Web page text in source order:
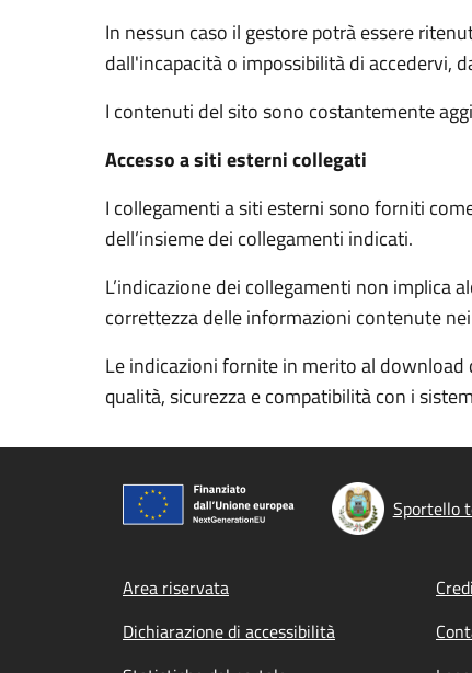
In nessun caso il gestore potrà essere
dall'incapacità o impossibilità di
I contenuti del sito sono costantemente
Accesso a siti esterni collegati
I collegamenti a siti esterni sono forniti
dell’insieme dei collegamenti indicati.
L’indicazione dei collegamenti non implica
correttezza delle informazioni contenute
Le indicazioni fornite in merito al
qualità, sicurezza e compatibilità con i
Sportello
Footer menu
Area riservata
Dichiarazione di accessibilità